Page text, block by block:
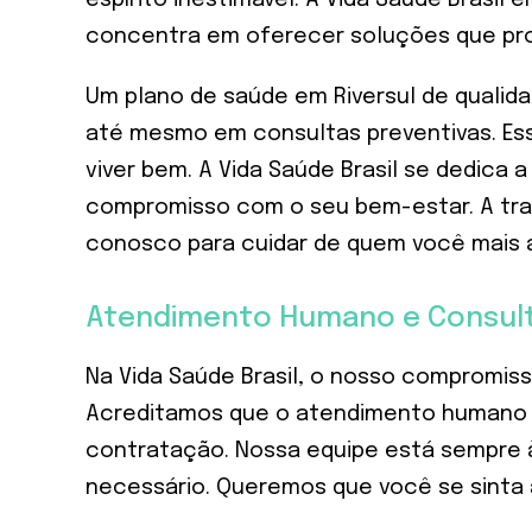
concentra em oferecer soluções que
Um plano de saúde em Riversul de
até mesmo em consultas preventivas.
viver bem. A Vida Saúde Brasil se
compromisso com o seu bem-estar. A
conosco para cuidar de quem você mais
Atendimento Humano e
Na Vida Saúde Brasil, o nosso
Acreditamos que o atendimento
contratação. Nossa equipe está
necessário. Queremos que você se